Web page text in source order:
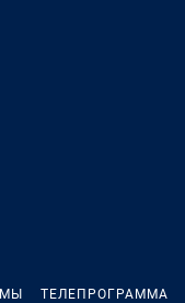
ТЕЛЕПРОГРАММА